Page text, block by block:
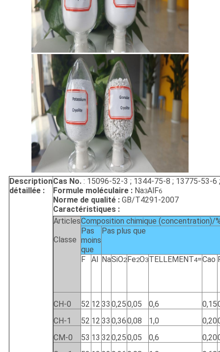
Description
détaillée :
Cas No.: 15096-52-3 ; 1344-75-8 ; 13775-53-6
Formule moléculaire : Na3AlF6
Norme de qualité :GB/T4291-2007
Caractéristiques :
Articles
Classe
Composition chimique (concentration)/
Pas
moins
que
Pas plus que
F Al NaSiO2 Fe2O3TELLEMENT4=Cao
CH-0 52 12 33 0,250,05 0,6 0,15
CH-1
52 12 33 0,360,08 1,0 0,20
CM-0
53 13 320,250,05 0,6 0,20